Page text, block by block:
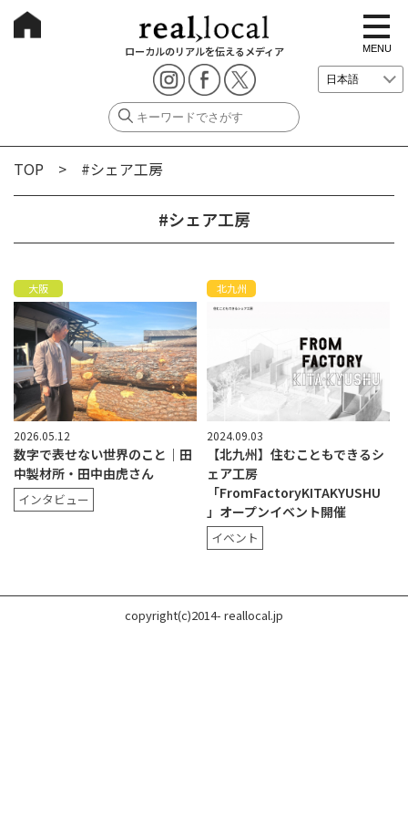
ローカルのリアルを伝えるメディア
t
o
g
g
e
i
i
MENU
TOP > #シェア工房
#シェア工房
大阪
2026.05.12
数字で表せない世界のこと｜田
中製材所・田中由虎さん
インタビュー
北九州
2024.09.03
【北九州】住むこともできるシ
ェア工房
「FromFactoryKITAKYUSHU
」オープンイベント開催
イベント
copyright(c)2014- reallocal.jp